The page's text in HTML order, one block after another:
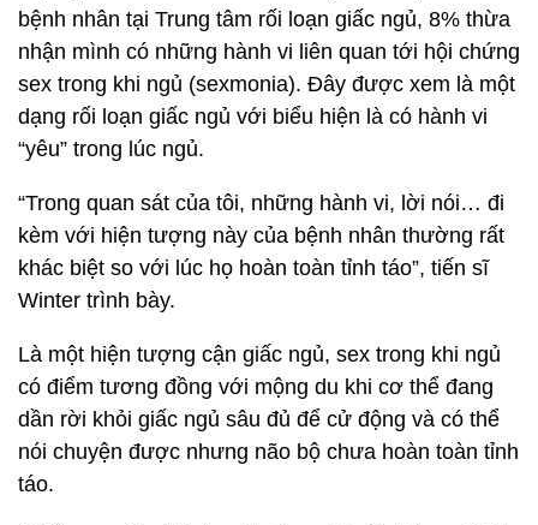
bệnh nhân tại Trung tâm rối loạn giấc ngủ, 8% thừa
nhận mình có những hành vi liên quan tới hội chứng
sex trong khi ngủ (sexmonia). Đây được xem là một
dạng rối loạn giấc ngủ với biểu hiện là có hành vi
“yêu” trong lúc ngủ.
“Trong quan sát của tôi, những hành vi, lời nói… đi
kèm với hiện tượng này của bệnh nhân thường rất
khác biệt so với lúc họ hoàn toàn tỉnh táo”, tiến sĩ
Winter trình bày.
Là một hiện tượng cận giấc ngủ, sex trong khi ngủ
có điểm tương đồng với mộng du khi cơ thể đang
dần rời khỏi giấc ngủ sâu đủ để cử động và có thể
nói chuyện được nhưng não bộ chưa hoàn toàn tỉnh
táo.